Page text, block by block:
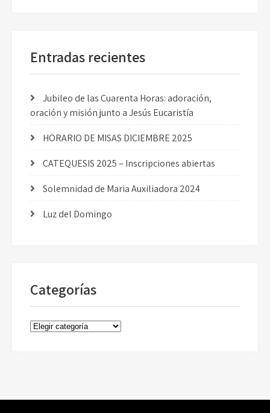
Entradas recientes
Jubileo de las Cuarenta Horas: adoración,
oración y misión junto a Jesús Eucaristía
HORARIO DE MISAS DICIEMBRE 2025
CATEQUESIS 2025 – Inscripciones abiertas
Solemnidad de Maria Auxiliadora 2024
Luz del Domingo
Categorías
Categorías